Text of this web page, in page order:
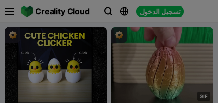
Creality Cloud   تسجيل الدخول
 
GIF